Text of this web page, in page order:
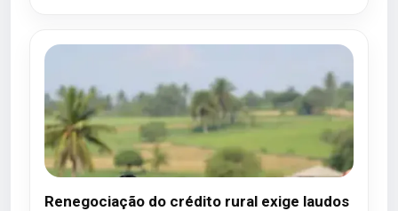
Renegociação do crédito rural exige laudos